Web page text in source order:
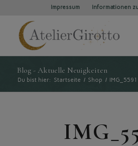
Impressum Informationen
Blog - Aktuelle Neuigkeiten
Du bist hier: Startseite / Shop / IMG_5591